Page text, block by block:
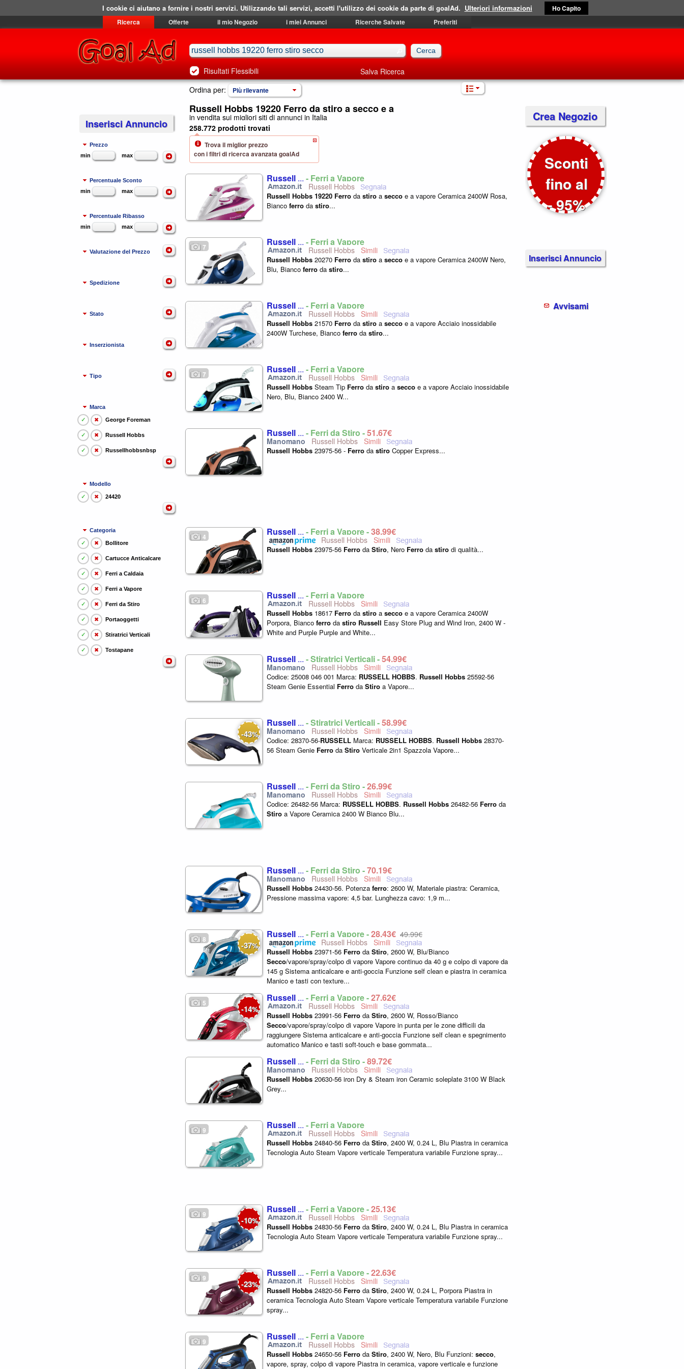
Ricerca Offerte il mio Negozio i miei Annunci Ricerche Salvate Preferiti
Risultati Flessibili
Salva Ricerca
Ordina per:
Più rilevante
Russell Hobbs 19220 Ferro da stiro a secco e a
in vendita sui migliori siti di annunci in Italia
Trova il miglior prezzo
con i filtri di ricerca avanzata goalAd
258.772 prodotti trovati
Inserisci Annuncio
Prezzo
min
max
Percentuale Sconto
min
max
Percentuale Ribasso
min
max
Valutazione del Prezzo
Spedizione
Stato
Inserzionista
Tipo
Marca
✓ ✖ George Foreman
✓ ✖ Russell Hobbs
✓ ✖ Russellhobbsnbsp
Modello
✓ ✖ 24420
Categoria
✓ ✖ Bollitore
✓ ✖ Cartucce Anticalcare
✓ ✖ Ferri a Caldaia
✓ ✖ Ferri a Vapore
✓ ✖ Ferri da Stiro
✓ ✖ Portaoggetti
✓ ✖ Stiratrici Verticali
✓ ✖ Tostapane
Russell ... - Ferri a Vapore
Russell Hobbs
Russell Hobbs 19220 Ferro da stiro a secco e a vapore Ceramica 2400W Rosa,
Bianco ferro da stiro...
7 Russell ... - Ferri a Vapore
Russell Hobbs
Russell Hobbs 20270 Ferro da stiro a secco e a vapore Ceramica 2400W Nero,
Blu, Bianco ferro da stiro...
Russell ... - Ferri a Vapore
Russell Hobbs
Russell Hobbs 21570 Ferro da stiro a secco e a vapore Acciaio inossidabile
2400W Turchese, Bianco ferro da stiro...
7 Russell ... - Ferri a Vapore
Russell Hobbs
Russell Hobbs Steam Tip Ferro da stiro a secco e a vapore Acciaio inossidabile
Nero, Blu, Bianco 2400 W...
Russell ... - Ferri da Stiro -51,67€
Russell Hobbs
Russell Hobbs 23975-56 - Ferro da stiro Copper Express...
4 Russell ... - Ferri a Vapore -38,99€
Russell Hobbs
Russell Hobbs 23975-56 Ferro da Stiro, Nero Ferro da stiro di qualità...
6 Russell ... - Ferri a Vapore
Russell Hobbs
Russell Hobbs 18617 Ferro da stiro a secco e a vapore Ceramica 2400W
Porpora, Bianco ferro da stiro Russell Easy Store Plug and Wind Iron, 2400 W -
White and Purple Purple and White...
Russell ... - Stiratrici Verticali -54,99€
Russell Hobbs
Codice: 25008 046 001 Marca: RUSSELL HOBBS. Russell Hobbs 25592-56
Steam Genie Essential Ferro da Stiro a Vapore...
-43%
Russell ... - Stiratrici Verticali -58,99€
Russell Hobbs
Codice: 28370-56-RUSSELL Marca: RUSSELL HOBBS. Russell Hobbs 28370-
56 Steam Genie Ferro da Stiro Verticale 2in1 Spazzola Vapore...
Russell ... - Ferri da Stiro -26,99€
Russell Hobbs
Codice: 26482-56 Marca: RUSSELL HOBBS. Russell Hobbs 26482-56 Ferro da
Stiro a Vapore Ceramica 2400 W Bianco Blu...
Russell ... - Ferri da Stiro -70,19€
Russell Hobbs
Russell Hobbs 24430-56. Potenza ferro: 2600 W, Materiale piastra: Ceramica,
Pressione massima vapore: 4,5 bar. Lunghezza cavo: 1,9 m...
8
-37%
Russell ... - Ferri a Vapore -28,43€ 49,99€
Russell Hobbs
Russell Hobbs 23971-56 Ferro da Stiro, 2600 W, Blu/Bianco
Secco/vapore/spray/colpo di vapore Vapore continuo da 40 g e colpo di vapore da
145 g Sistema anticalcare e anti-goccia Funzione self clean e piastra in ceramica
Manico e tasti con texture...
5
-14%
Russell ... - Ferri a Vapore -27,62€
Russell Hobbs
Russell Hobbs 23991-56 Ferro da Stiro, 2600 W, Rosso/Bianco
Secco/vapore/spray/colpo di vapore Vapore in punta per le zone difficili da
raggiungere Sistema anticalcare e anti-goccia Funzione self clean e spegnimento
automatico Manico e tasti soft-touch e base gommata...
Russell ... - Ferri da Stiro -89,72€
Russell Hobbs
Russell Hobbs 20630-56 iron Dry & Steam iron Ceramic soleplate 3100 W Black
Grey...
9 Russell ... - Ferri a Vapore
Russell Hobbs
Russell Hobbs 24840-56 Ferro da Stiro, 2400 W, 0.24 L, Blu Piastra in ceramica
Tecnologia Auto Steam Vapore verticale Temperatura variabile Funzione spray...
9
-10%
Russell ... - Ferri a Vapore -25,13€
Russell Hobbs
Russell Hobbs 24830-56 Ferro da Stiro, 2400 W, 0.24 L, Blu Piastra in ceramica
Tecnologia Auto Steam Vapore verticale Temperatura variabile Funzione spray...
9
-23%
Russell ... - Ferri a Vapore -22,63€
Russell Hobbs
Russell Hobbs 24820-56 Ferro da Stiro, 2400 W, 0.24 L, Porpora Piastra in
ceramica Tecnologia Auto Steam Vapore verticale Temperatura variabile Funzione
spray...
9 Russell ... - Ferri a Vapore
Russell Hobbs
Russell Hobbs 24650-56 Ferro da Stiro, 2400 W, Nero, Blu Funzioni: secco,
vapore, spray, colpo di vapore Piastra in ceramica, vapore verticale e funzione
Crea Negozio
Sconti
fino al
- 95%
Inserisci Annuncio
Avvisami
I cookie ci aiutano a fornire i nostri servizi. Utilizzando tali servizi, accetti l'utilizzo dei cookie da parte di goalAd. Ulteriori informazioni Ho Capito